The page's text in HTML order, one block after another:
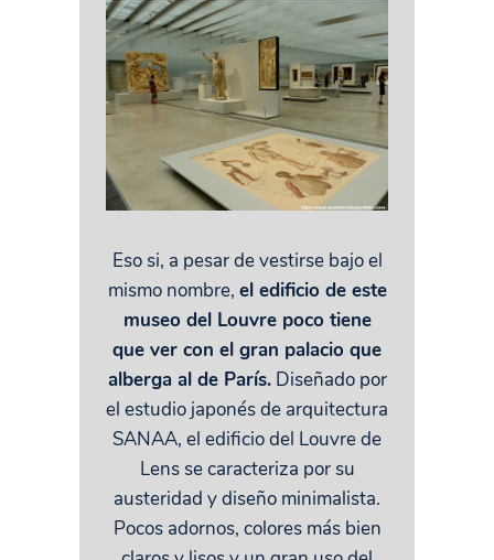
Eso si, a pesar de vestirse bajo el
mismo nombre, el edificio de este
museo del Louvre poco tiene
que ver con el gran palacio que
alberga al de París.Diseñado por
el estudio japonés de arquitectura
SANAA, el edificio del Louvre de
Lens se caracteriza por su
austeridad y diseño minimalista.
Pocos adornos, colores más bien